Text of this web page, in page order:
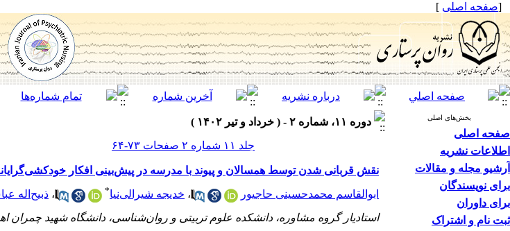
[صفحه اصلی ]
بخش‌های اصلی
صفحه اصلی
اطلاعات نشریه
آرشیو مجله و مقالات
برای نویسندگان
برای داوران
ثبت نام و اشتراک
دوره ۱۱، شماره ۲ - ( خرداد و تیر ۱۴۰۲ )
جلد ۱۱ شماره ۲ صفحات ۷۳-۶۴
نقش قربانی شدن توسط همسالان و پیوند با مدرسه در پیش‌بینی افکار
ابوالقاسم محمدحسینی حاجیور ، خدیجه شیرالی‌نیا* ، ذبیح‌اله
استادیار گروه مشاوره، دانشکده علوم تربیتی و روان‌شناسی، دانشگاه شهید چمران